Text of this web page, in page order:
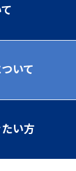
いて
い方